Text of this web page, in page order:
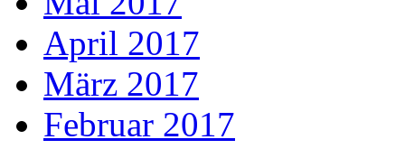
April 2017
März 2017
Februar 2017